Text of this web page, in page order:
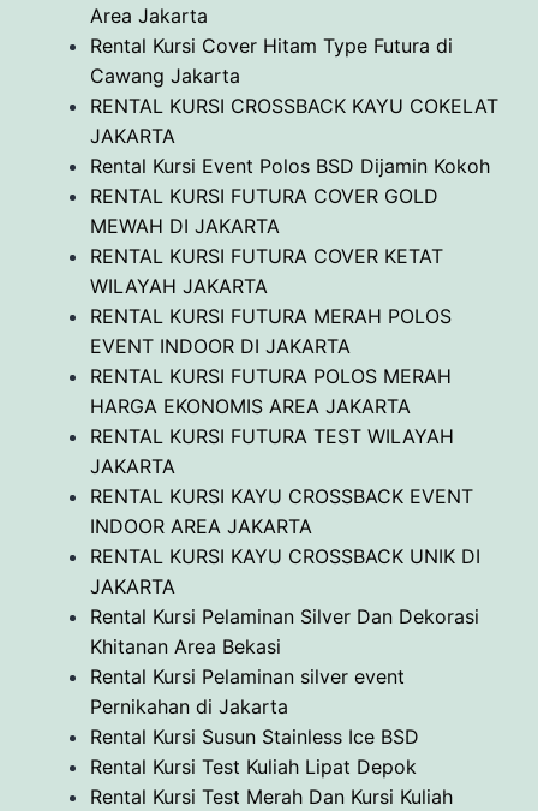
Area Jakarta
Rental Kursi Cover Hitam Type Futura di
Cawang Jakarta
RENTAL KURSI CROSSBACK KAYU COKELAT
JAKARTA
Rental Kursi Event Polos BSD Dijamin Kokoh
RENTAL KURSI FUTURA COVER GOLD
MEWAH DI JAKARTA
RENTAL KURSI FUTURA COVER KETAT
WILAYAH JAKARTA
RENTAL KURSI FUTURA MERAH POLOS
EVENT INDOOR DI JAKARTA
RENTAL KURSI FUTURA POLOS MERAH
HARGA EKONOMIS AREA JAKARTA
RENTAL KURSI FUTURA TEST WILAYAH
JAKARTA
RENTAL KURSI KAYU CROSSBACK EVENT
INDOOR AREA JAKARTA
RENTAL KURSI KAYU CROSSBACK UNIK DI
JAKARTA
Rental Kursi Pelaminan Silver Dan Dekorasi
Khitanan Area Bekasi
Rental Kursi Pelaminan silver event
Pernikahan di Jakarta
Rental Kursi Susun Stainless Ice BSD
Rental Kursi Test Kuliah Lipat Depok
Rental Kursi Test Merah Dan Kursi Kuliah